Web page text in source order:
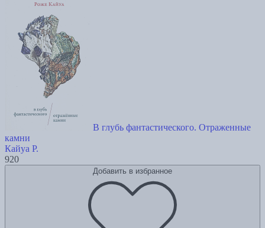
В глубь фантастического. Отраженные
камни
Кайуа Р.
920
Добавить в избранное